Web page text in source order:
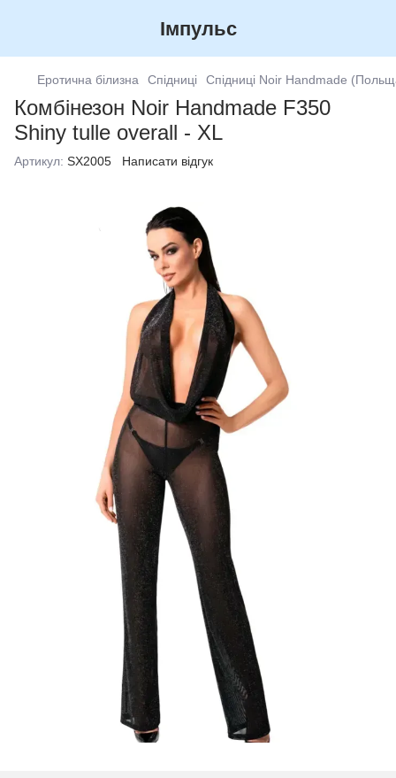
Імпульс
Еротична білизна Спідниці Спідниці Noir Handmade
Комбінезон Noir Handmade F350
Shiny tulle overall - XL
Артикул: SX2005 Написати відгук